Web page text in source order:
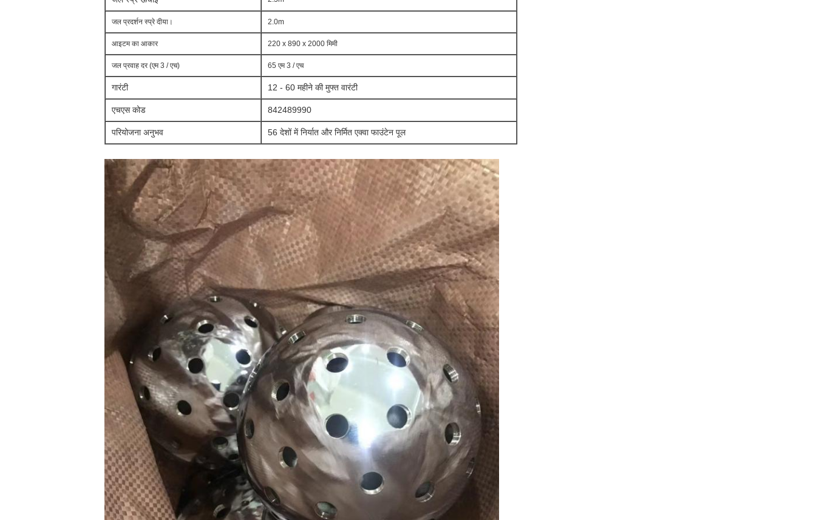
जल प्रदर्शन स्प्रे दीया। 2.0m
आइटम का आकार 220 x 890 x 2000 मिमी
जल प्रवाह दर (एम 3 / एच) 65 एम 3 / एच
गारंटी 12 - 60 महीने की मुफ्त वारंटी
एचएस कोड 842489990
परियोजना अनुभव 56 देशों में निर्यात और निर्मित एक्वा फाउंटेन पूल